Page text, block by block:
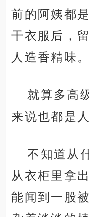
前的阿姨都
干衣服后，
人造香精味。
就算多高
来说也都是
不知道从
从衣柜里拿
能闻到一股